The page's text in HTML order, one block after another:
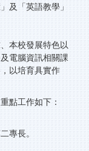
及「英語教學」
本校發展特色以
電腦資訊相關課
以培育具實作
點工作如下：
專長。